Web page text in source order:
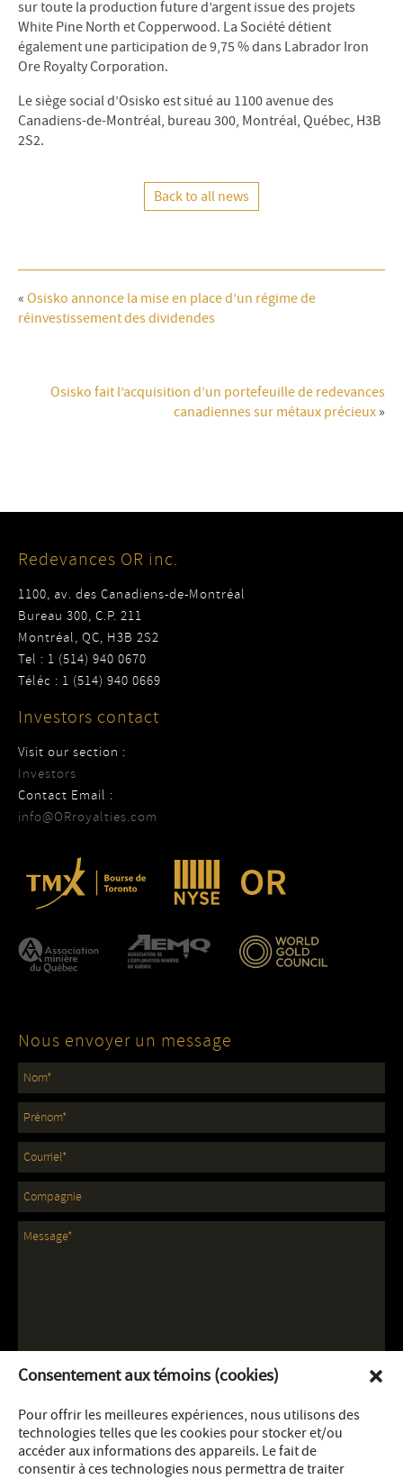
Consentement aux témoins (cookies)
Pour offrir les meilleures expériences, nous utilisons des
technologies telles que les cookies pour stocker et/ou
accéder aux informations des appareils. Le fait de
consentir à ces technologies nous permettra de traiter
sur toute la production future d’argent issue des projets
White Pine North et Copperwood. La Société détient
également une participation de 9,75 % dans Labrador Iron
Ore Royalty Corporation.
Le siège social d’Osisko est situé au 1100 avenue des
Canadiens-de-Montréal, bureau 300, Montréal, Québec, H3B
2S2.
Back to all news
« Osisko annonce la mise en place d’un régime de
réinvestissement des dividendes
Osisko fait l’acquisition d’un portefeuille de redevances
canadiennes sur métaux précieux »
Redevances OR inc.
1100, av. des Canadiens-de-Montréal
Bureau 300, C.P. 211
Montréal, QC, H3B 2S2
Tel : 1 (514) 940 0670
Téléc : 1 (514) 940 0669
Investors contact
Visit our section :
Investors
Contact Email :
info@ORroyalties.com
Nous envoyer un message